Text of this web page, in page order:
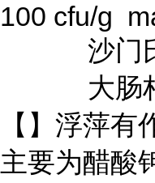
100 cfu/g
沙门氏
大肠杆
【】浮萍
主要为醋酸